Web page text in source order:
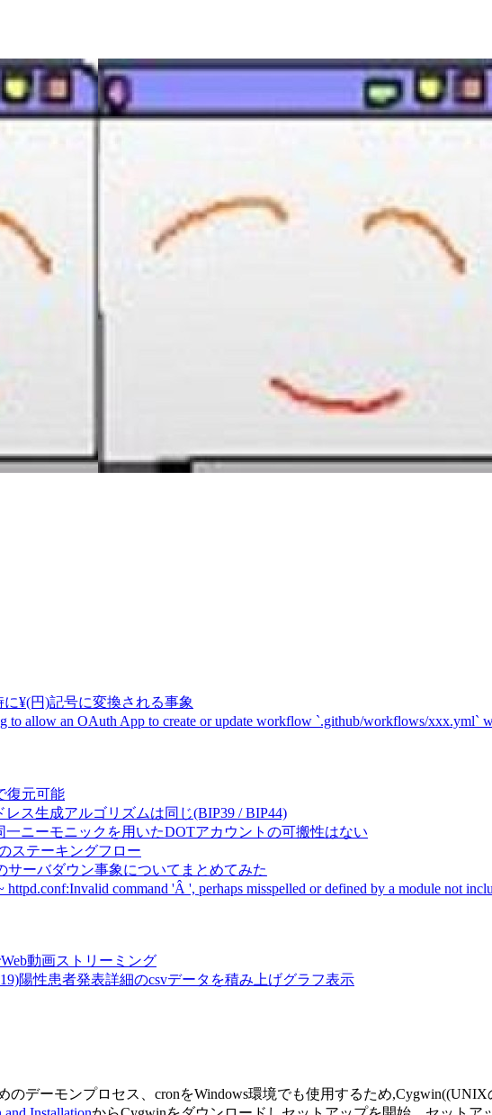
¥(円)記号に変換される事象
to allow an OAuth App to create or update workflow `.github/workflows/xxx.yml`
復元可能
レス生成アルゴリズムは同じ(BIP39 / BIP44)
一ニーモニックを用いたDOTアカウントの可搬性はない
ステーキングフロー
サーバダウン事象についてまとめてみた
command 'Â ', perhaps misspelled or defined by a module not
Web動画ストリーミング
陽性患者発表詳細のcsvデータを積み上げグラフ表示
デーモンプロセス、cronをWindows環境でも使用するため